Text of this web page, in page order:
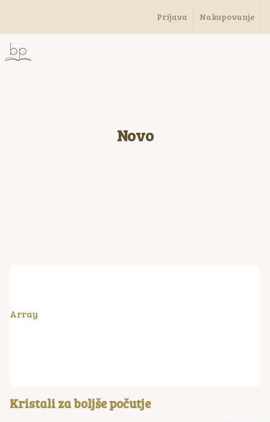
Prijava Nakupovanje
Novo
Array
Kristali za boljše počutje